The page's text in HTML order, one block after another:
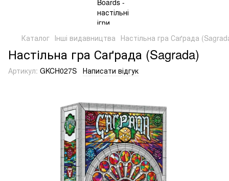
Каталог Інші видавництва Настільна гра Саґрада
Настільна гра Саґрада (Sagrada)
Артикул: GKCH027S Написати відгук